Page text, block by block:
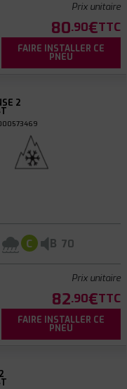
Prix unitaire
80.90€TTC
FAIRE INSTALLER CE
PNEU
2
C B 70
Prix unitaire
82.90€TTC
FAIRE INSTALLER CE
PNEU